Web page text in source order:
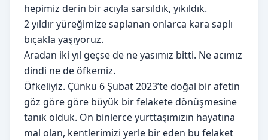
hepimiz derin bir acıyla sarsıldık, yıkıldık.
2 yıldır yüreğimize saplanan onlarca kara saplı
bıçakla yaşıyoruz.
Aradan iki yıl geçse de ne yasımız bitti. Ne acımız
dindi ne de öfkemiz.
Öfkeliyiz. Çünkü 6 Şubat 2023’te doğal bir afetin
göz göre göre büyük bir felakete dönüşmesine
tanık olduk. On binlerce yurttaşımızın hayatına
mal olan, kentlerimizi yerle bir eden bu felaket